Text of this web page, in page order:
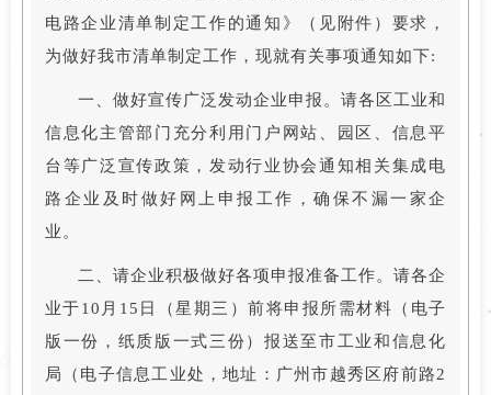
电路企业清单制定工作的通知》（见附件）要求，
为做好我市清单制定工作，现就有关事项通知如下:
一、做好宣传广泛发动企业申报。请各区工业和
信息化主管部门充分利用门户网站、园区、信息平
台等广泛宣传政策，发动行业协会通知相关集成电
路企业及时做好网上申报工作，确保不漏一家企
业。
二、请企业积极做好各项申报准备工作。请各企
业于10月15日（星期三）前将申报所需材料（电子
版一份，纸质版一式三份）报送至市工业和信息化
局（电子信息工业处，地址：广州市越秀区府前路2